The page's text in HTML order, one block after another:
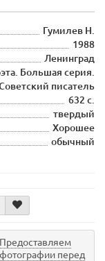
Гумилев Н.
1988
Ленинград
Большая серия.
писатель
632 с.
твердый
Хорошее
обычный
Предоставляем
фотографии перед